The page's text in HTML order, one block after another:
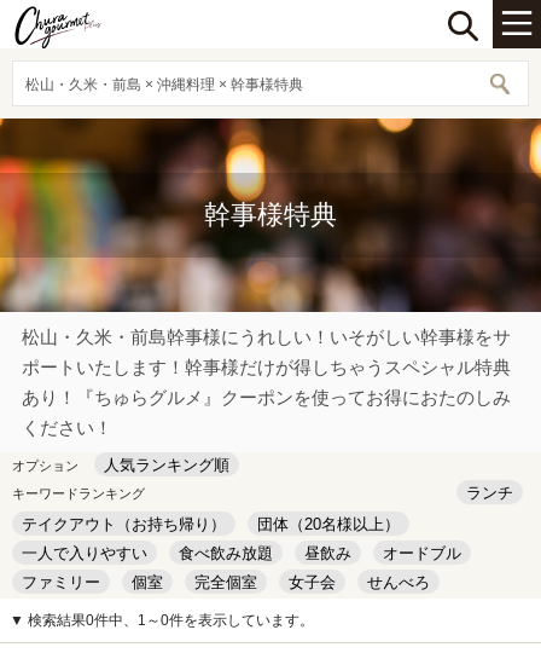
松山・久米・前島 × 沖縄料理 × 幹事様特典
幹事様特典
松山・久米・前島幹事様にうれしい！いそがしい幹事様をサ
ポートいたします！幹事様だけが得しちゃうスペシャル特典
あり！『ちゅらグルメ』クーポンを使ってお得におたのしみ
ください！
オプション 人気ランキング順
キーワードランキング
ランチ
テイクアウト（お持ち帰り）
団体（20名様以上）
一人で入りやすい
食べ飲み放題 昼飲み
オードブル
ファミリー
個室 完全個室 女子会
せんべろ
キッズルーム
安い デート
▼ 検索結果0件中、1～0件を表示しています。